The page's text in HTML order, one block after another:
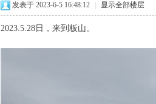
发表于 2023-6-5 16:48:12 显示全部楼层
2023.5.28日，来到板山。